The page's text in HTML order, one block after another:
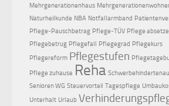
Mehrgenerationenhaus
Naturheilkunde NBA Notfallarmband
Pflege-Pauschbetrag Pflege-TÜV Pflege
Pflegebetrug Pflegefall Pflegegrad Pflegekurs
Pflegereform Pflegestufen
Pflege zuhause Reha
Senioren WG Steuervorteil Tagespflege
Unterhalt Urlaub